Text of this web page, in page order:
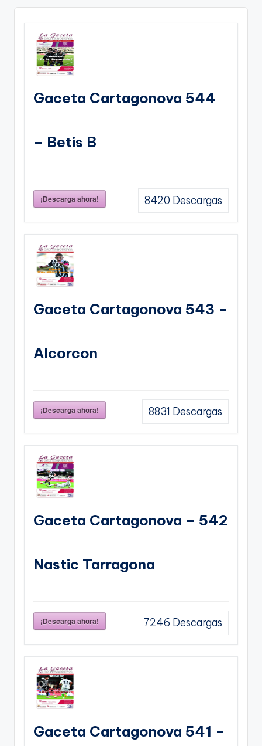
Gaceta Cartagonova 544
– Betis B
¡Descarga ahora! 8420 Descargas
Gaceta Cartagonova 543 –
Alcorcon
¡Descarga ahora! 8831 Descargas
Gaceta Cartagonova – 542
Nastic Tarragona
¡Descarga ahora! 7246 Descargas
Gaceta Cartagonova 541 –